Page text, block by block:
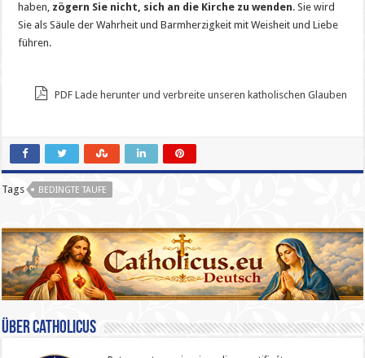
haben, zögern Sie nicht, sich an die Kirche zu wenden. Sie wird
Sie als Säule der Wahrheit und Barmherzigkeit mit Weisheit und Liebe
führen.
PDF Lade herunter und verbreite unseren katholischen Glauben
Tags BEDINGTE TAUFE
Über catholicus